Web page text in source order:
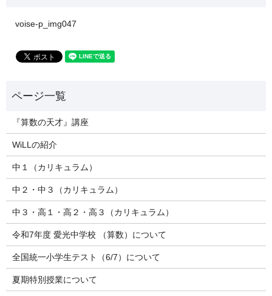
voise-p_img047
『算数の天才』講座
WiLLの紹介
中１（カリキュラム）
中２・中３（カリキュラム）
中３・高１・高２・高３（カリキュラム）
令和7年度 愛光中学校 （算数）について
全国統一小学生テスト（6/7）について
夏期特別授業について